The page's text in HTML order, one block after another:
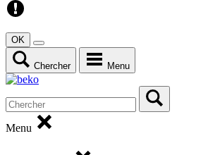
OK
Chercher Menu
Menu